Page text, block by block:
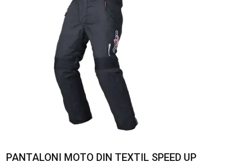
PANTALONI MOTO DIN TEXTIL SPEED UP